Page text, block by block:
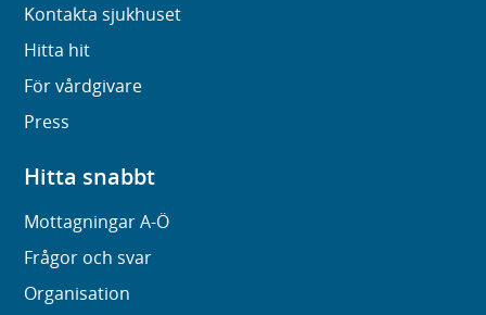
Kontakta sjukhuset
Hitta hit
För vårdgivare
Press
Hitta snabbt
Mottagningar A-Ö
Frågor och svar
Organisation